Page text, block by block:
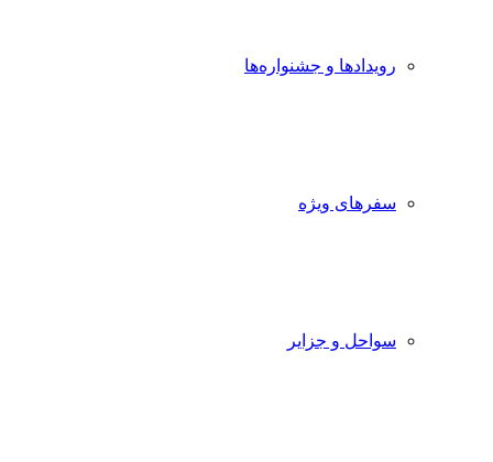
رویدادها و جشنواره‌ها
سفرهای ویژه
سواحل و جزایر